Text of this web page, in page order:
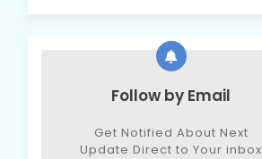
Follow by Email
Get Notified About Next
Update Direct to Your inbox